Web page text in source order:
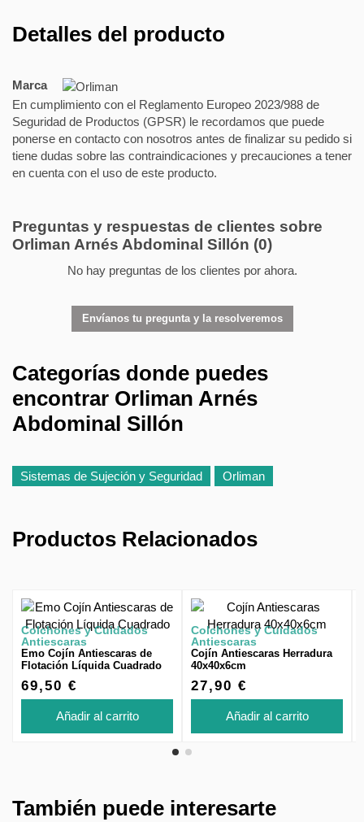
Detalles del producto
Marca
En cumplimiento con el Reglamento Europeo 2023/988 de
Seguridad de Productos (GPSR) le recordamos que puede
ponerse en contacto con nosotros antes de finalizar su pedido si
tiene dudas sobre las contraindicaciones y precauciones a tener
en cuenta con el uso de este producto.
Preguntas y respuestas de clientes sobre
Orliman Arnés Abdominal Sillón (0)
No hay preguntas de los clientes por ahora.
Envíanos tu pregunta y la resolveremos
Categorías donde puedes
encontrar Orliman Arnés
Abdominal Sillón
Sistemas de Sujeción y Seguridad Orliman
Productos Relacionados
Colchones y Cuidados
Antiescaras
Emo Cojín Antiescaras de
Flotación Líquida Cuadrado
69,50 €
Añadir al carrito
Colchones y Cuidados
Antiescaras
Cojín Antiescaras Herradura
40x40x6cm
27,90 €
Añadir al carrito
También puede interesarte